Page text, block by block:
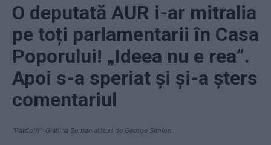
O deputată AUR i-ar mitralia
pe toți parlamentarii în Casa
Poporului! „Ideea nu e rea”.
Apoi s-a speriat și și-a șters
comentariul
"Patrioții": Gianina Șerban alături de George Simion